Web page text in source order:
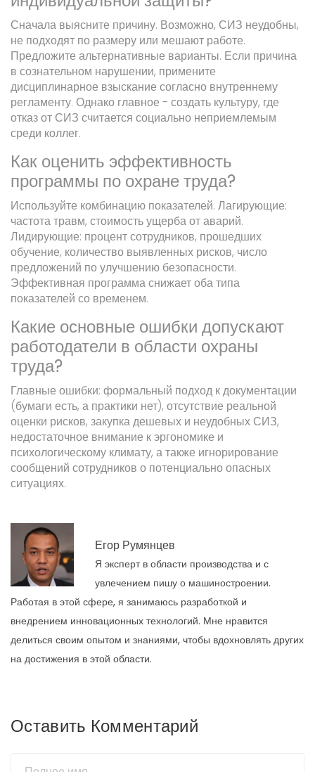
Сначала выясните причину. Возможно, СИЗ неудобны,
не подходят по размеру или мешают работе.
Предложите альтернативные варианты. Если причина
в сознательном нарушении, примените
дисциплинарное взыскание согласно внутреннему
регламенту. Однако главное - создать культуру, где
отказ от СИЗ считается социально неприемлемым
среди коллег.
Как оценить эффективность
программы по охране труда?
Используйте комбинацию показателей. Лагирующие:
частота травм, стоимость ущерба от аварий.
Лидирующие: процент сотрудников, прошедших
обучение, количество выявленных рисков, число
предложений по улучшению безопасности.
Эффективная программа снижает оба типа
показателей со временем.
Какие основные ошибки допускают
работодатели в области охраны
труда?
Главные ошибки: формальный подход к документации
(бумаги есть, а практики нет), отсутствие реальной
оценки рисков, закупка дешевых и неудобных СИЗ,
недостаточное внимание к эргономике и
психологическому климату, а также игнорирование
сообщений сотрудников о потенциально опасных
ситуациях.
Егор Румянцев
Я эксперт в области производства и с
увлечением пишу о машиностроении.
Работая в этой сфере, я занимаюсь разработкой и
внедрением инновационных технологий. Мне нравится
делиться своим опытом и знаниями, чтобы вдохновлять других
на достижения в этой области.
Оставить Комментарий